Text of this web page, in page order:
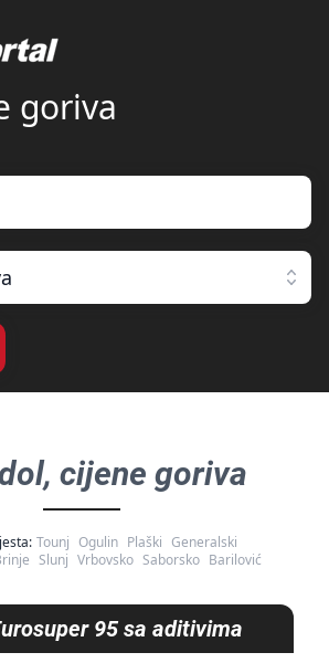
goriva
, cijene goriva
Tounj Ogulin Plaški Generalski
Slunj Vrbovsko Saborsko Barilović
95 sa aditivima